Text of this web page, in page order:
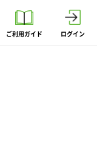
ご利用ガイド ログイン